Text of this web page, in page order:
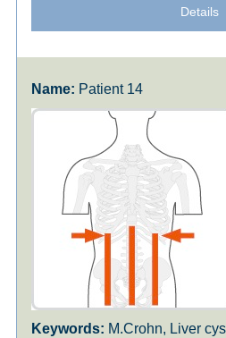
Details
Patient 14
M.Crohn, Liver